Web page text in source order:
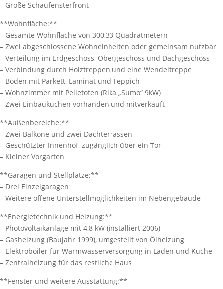
– Große Schaufensterfront
**Wohnfläche:**
– Gesamte Wohnfläche von 300,33 Quadratmetern
– Zwei abgeschlossene Wohneinheiten oder gemeinsam nutzbar
– Verteilung im Erdgeschoss, Obergeschoss und Dachgeschoss
– Verbindung durch Holztreppen und eine Wendeltreppe
– Böden mit Parkett, Laminat und Teppich
– Wohnzimmer mit Pelletofen (Rika „Sumo“ 9kW)
– Zwei Einbauküchen vorhanden und mitverkauft
**Außenbereiche:**
– Zwei Balkone und zwei Dachterrassen
– Geschützter Innenhof, zugänglich über ein Tor
– Kleiner Vorgarten
**Garagen und Stellplätze:**
– Drei Einzelgaragen
– Weitere offene Unterstellmöglichkeiten im Nebengebäude
**Energietechnik und Heizung:**
– Photovoltaikanlage mit 4,8 kW (installiert 2006)
– Gasheizung (Baujahr 1999), umgestellt von Ölheizung
– Elektroboiler für Warmwasserversorgung in Laden und Küche
– Zentralheizung für das restliche Haus
**Fenster und weitere Ausstattung:**